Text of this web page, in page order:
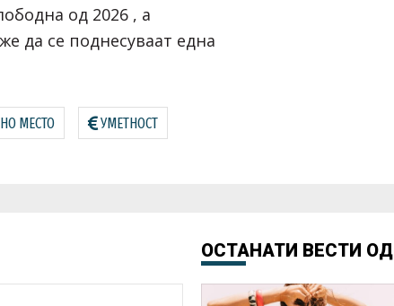
од 2026 , а
да се поднесуваат една
МЕСТО УМЕТНОСТ
ОСТАНАТИ ВЕСТИ ОД